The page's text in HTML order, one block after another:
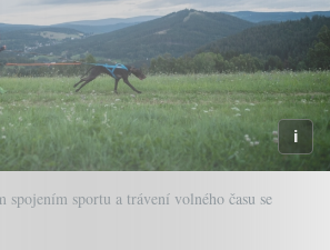
spojením sportu a trávení volného času se